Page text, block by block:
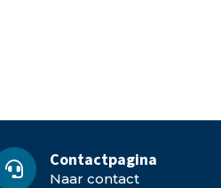
Contactpagina
Naar contact